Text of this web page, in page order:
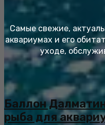
Самые свежие,
аквариумах и его
уходе,
Баллон
рыба для